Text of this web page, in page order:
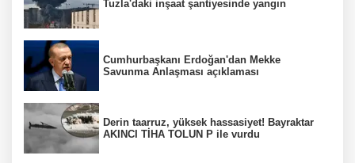
Tuzla'daki inşaat şantiyesinde yangın
Cumhurbaşkanı Erdoğan'dan Mekke
Savunma Anlaşması açıklaması
Derin taarruz, yüksek hassasiyet! Bayraktar
AKINCI TİHA TOLUN P ile vurdu